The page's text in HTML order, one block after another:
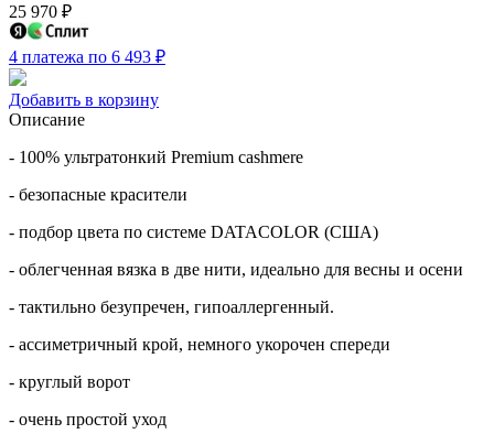
25 970 ₽
4 платежа по 6 493 ₽
Добавить в корзину
Описание
- 100% ультратонкий Premium cashmere
- безопасные красители
- подбор цвета по системе DATACOLOR (США)
- облегченная вязка в две нити, идеально для весны и осени
- тактильно безупречен, гипоаллергенный.
- ассиметричный крой, немного укорочен спереди
- круглый ворот
- очень простой уход